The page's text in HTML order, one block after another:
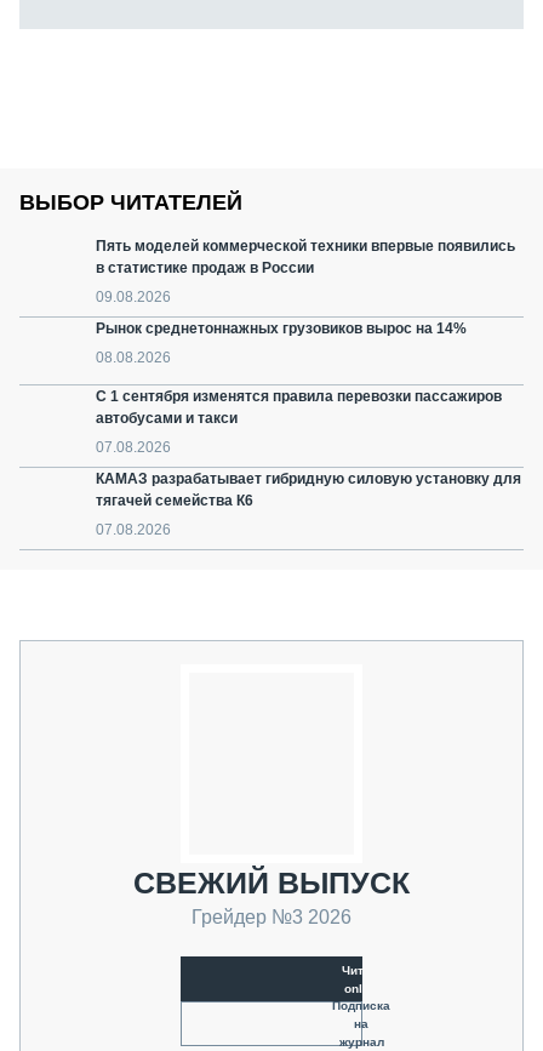
ВЫБОР ЧИТАТЕЛЕЙ
Пять моделей коммерческой техники впервые появились
в статистике продаж в России
09.08.2026
Рынок среднетоннажных грузовиков вырос на 14%
08.08.2026
С 1 сентября изменятся правила перевозки пассажиров
автобусами и такси
07.08.2026
КАМАЗ разрабатывает гибридную силовую установку для
тягачей семейства К6
07.08.2026
СВЕЖИЙ ВЫПУСК
Грейдер №3 2026
Читать
online
Подписка
на
журнал